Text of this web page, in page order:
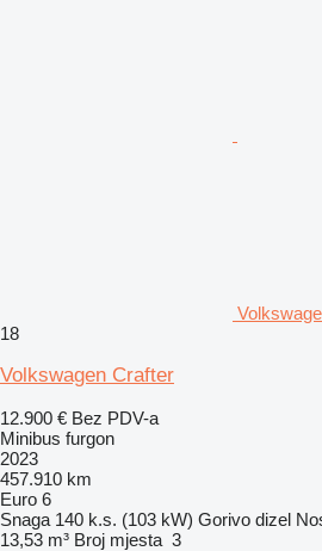
18
Volkswagen Crafter
12.900 € Bez PDV-a
Minibus furgon
2023
457.910 km
Euro 6
Snaga 140 k.s. (103 kW) Gorivo dizel
13,53 m³ Broj mjesta 3